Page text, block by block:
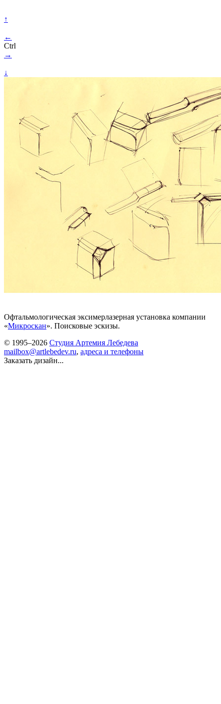
↑
←
Ctrl
→
↓
Офтальмологическая эксимерлазерная установка компании
«Микроскан». Поисковые эскизы.
© 1995–2026 Студия Артемия Лебедева
mailbox@artlebedev.ru, адреса и телефоны
Заказать дизайн...